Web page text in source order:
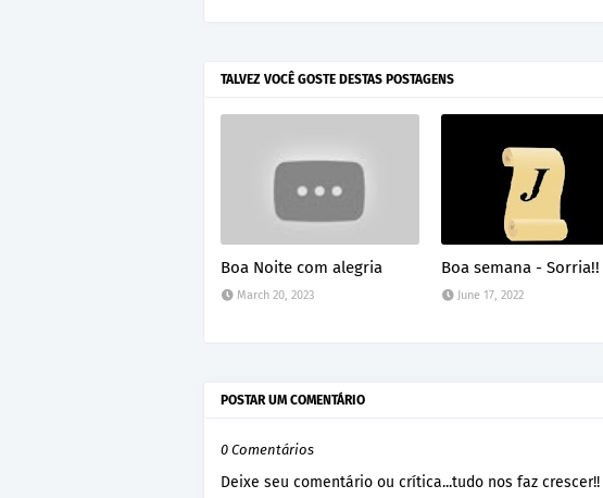
TALVEZ VOCÊ GOSTE DESTAS POSTAGENS
Boa Noite com alegria
March 20, 2023
Boa semana - Sorria!!
June 17, 2022
POSTAR UM COMENTÁRIO
0 Comentários
Deixe seu comentário ou crítica...tudo nos faz crescer!!